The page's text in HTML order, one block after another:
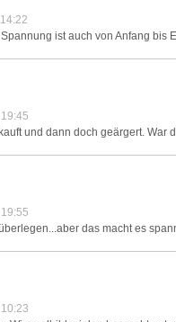
ist auch von Anfang
und dann doch geärgert.
das macht es